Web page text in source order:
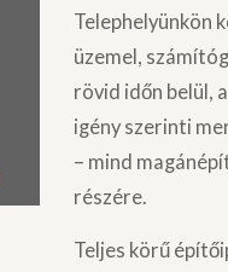
Telephelyünkön
üzemel,
rövid időn belül,
igény szerinti
– mind
részére.
Teljes körű